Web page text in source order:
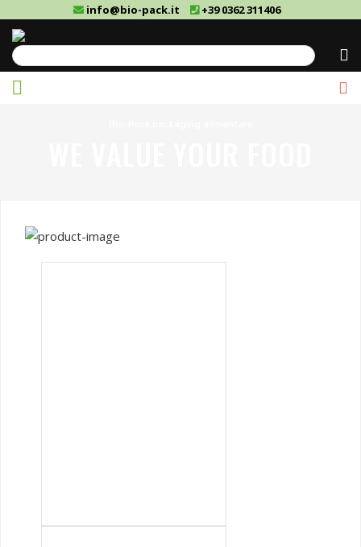
info@bio-pack.it +39 0362 311406